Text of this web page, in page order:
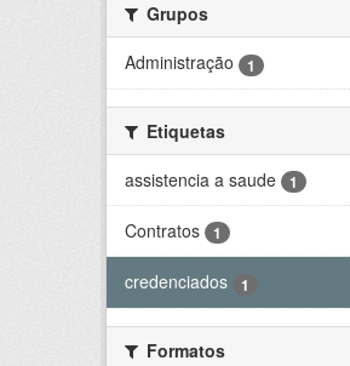
Grupos
Administração
1
Etiquetas
assistencia a saude
1
Contratos 1
credenciados 1
Formatos